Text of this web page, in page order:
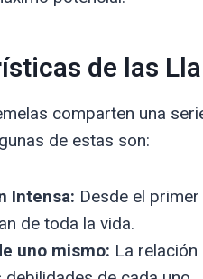
de las
comparten una
de estas son:
Intensa: Desde el
de toda la vida.
uno mismo: La